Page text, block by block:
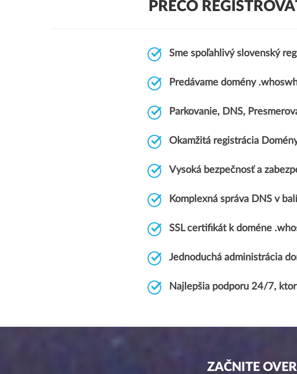
PREČO
Sme spoľahlivý slovenský
Predávame domény
Parkovanie, DNS,
Okamžitá registrácia
Vysoká bezpečnosť a
Komplexná správa DNS v
SSL certifikát k doméne
Jednoduchá administrácia
Najlepšia podporu 24/7,
ZAČNITE